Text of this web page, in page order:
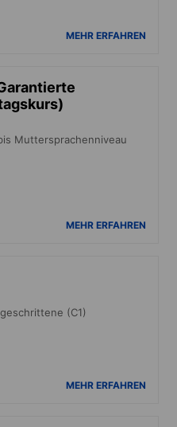
MEHR ERFAHREN
Muttersprachenniveau
MEHR ERFAHREN
(C1)
MEHR ERFAHREN